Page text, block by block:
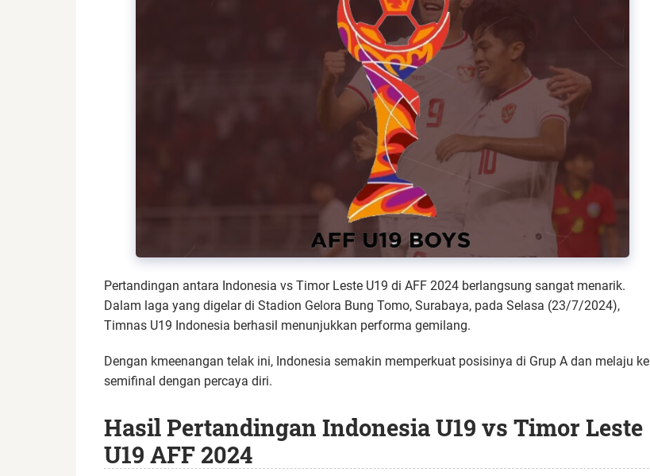
Pertandingan antara Indonesia vs Timor Leste U19 di AFF 2024 berlangsung sangat menarik.
Dalam laga yang digelar di Stadion Gelora Bung Tomo, Surabaya, pada Selasa (23/7/2024),
Timnas U19 Indonesia berhasil menunjukkan performa gemilang.
Dengan kmeenangan telak ini, Indonesia semakin memperkuat posisinya di Grup A dan melaju ke
semifinal dengan percaya diri.
Hasil Pertandingan Indonesia U19 vs Timor Leste
U19 AFF 2024